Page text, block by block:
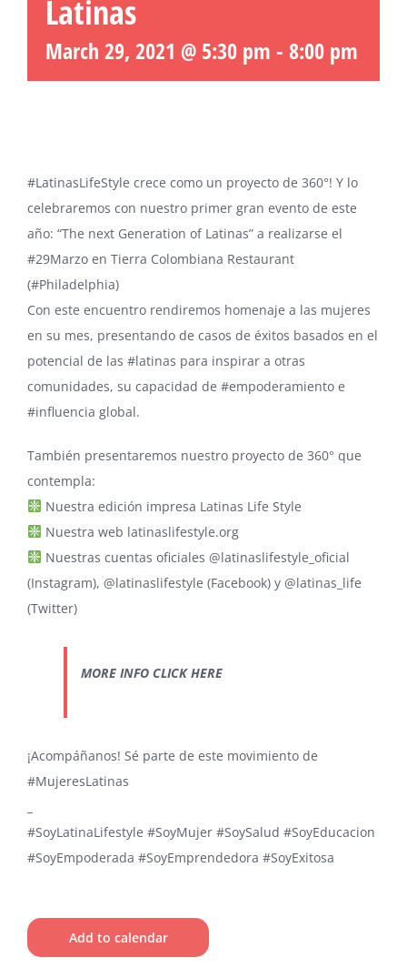
Latinas
March 29, 2021 @ 5:30 pm - 8:00 pm
#LatinasLifeStyle crece como un proyecto de 360°! Y lo
celebraremos con nuestro primer gran evento de este
año: “The next Generation of Latinas” a realizarse el
#29Marzo en Tierra Colombiana Restaurant
(#Philadelphia)
Con este encuentro rendiremos homenaje a las mujeres
en su mes, presentando de casos de éxitos basados en el
potencial de las #latinas para inspirar a otras
comunidades, su capacidad de #empoderamiento e
#influencia global.
También presentaremos nuestro proyecto de 360° que
contempla:
Nuestra edición impresa Latinas Life Style
Nuestra web latinaslifestyle.org
Nuestras cuentas oficiales @latinaslifestyle_oficial
(Instagram), @latinaslifestyle (Facebook) y @latinas_life
(Twitter)
MORE INFO CLICK HERE
¡Acompáñanos! Sé parte de este movimiento de
#MujeresLatinas
#SoyLatinaLifestyle #SoyMujer #SoySalud #SoyEducacion
#SoyEmpoderada #SoyEmprendedora #SoyExitosa
Add to calendar